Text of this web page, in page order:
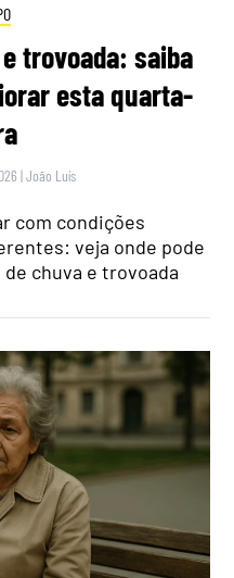
trovoada: saiba
esta quarta-
|João Luís
com condições
veja onde pode
chuva e trovoada